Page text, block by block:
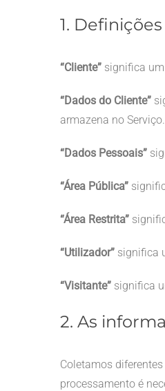
1. Definições
“Cliente” significa um
“Dados do Cliente”
armazena no Serviço.
“Dados Pessoais”
“Área Pública”
“Área Restrita”
“Utilizador” significa
“Visitante” significa
2. As
Coletamos
processamento é